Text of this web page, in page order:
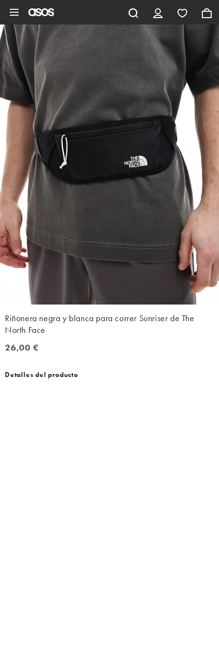
Riñonera negra y blanca para correr Sunriser de The
North Face
26,00 €
26,00 €
Detalles del producto